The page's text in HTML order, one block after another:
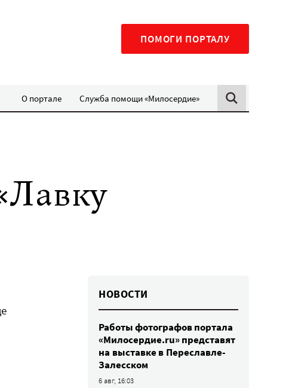
ПОМОГИ ПОРТАЛУ
О портале Служба помощи «Милосердие»
НОВОСТИ
Работы фотографов портала
«Милосердие.ru» представят
на выставке в Переславле-
Залесском
6 авг, 16:03